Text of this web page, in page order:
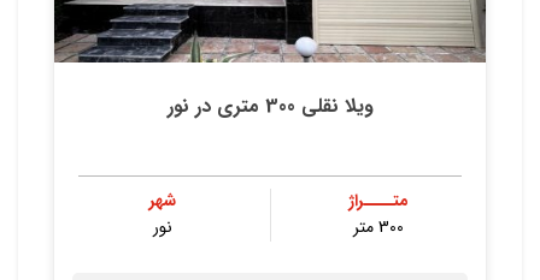
ویلا نقلی 300 متری در نور
متــــراژ
300 متر
شهر
نور